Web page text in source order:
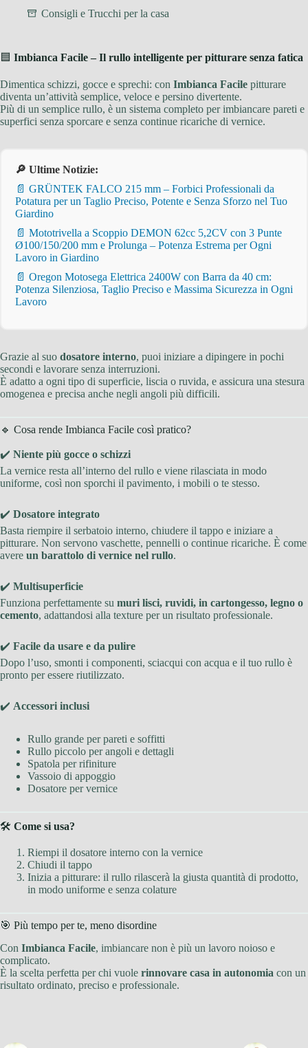
Consigli e Trucchi per la casa
🟦 Imbianca Facile – Il rullo intelligente per pitturare senza fatica
Dimentica schizzi, gocce e sprechi: con Imbianca Facile pitturare
diventa un’attività semplice, veloce e persino divertente.
Più di un semplice rullo, è un sistema completo per imbiancare pareti e
superfici senza sporcare e senza continue ricariche di vernice.
🔎 Ultime Notizie:
📄 GRÜNTEK FALCO 215 mm – Forbici Professionali da
Potatura per un Taglio Preciso, Potente e Senza Sforzo nel Tuo
Giardino
📄 Mototrivella a Scoppio DEMON 62cc 5,2CV con 3 Punte
Ø100/150/200 mm e Prolunga – Potenza Estrema per Ogni
Lavoro in Giardino
📄 Oregon Motosega Elettrica 2400W con Barra da 40 cm:
Potenza Silenziosa, Taglio Preciso e Massima Sicurezza in Ogni
Lavoro
Grazie al suo dosatore interno, puoi iniziare a dipingere in pochi
secondi e lavorare senza interruzioni.
È adatto a ogni tipo di superficie, liscia o ruvida, e assicura una stesura
omogenea e precisa anche negli angoli più difficili.
🔹 Cosa rende Imbianca Facile così pratico?
✔️ Niente più gocce o schizzi
La vernice resta all’interno del rullo e viene rilasciata in modo
uniforme, così non sporchi il pavimento, i mobili o te stesso.
✔️ Dosatore integrato
Basta riempire il serbatoio interno, chiudere il tappo e iniziare a
pitturare. Non servono vaschette, pennelli o continue ricariche. È come
avere un barattolo di vernice nel rullo.
✔️ Multisuperficie
Funziona perfettamente su muri lisci, ruvidi, in cartongesso, legno o
cemento, adattandosi alla texture per un risultato professionale.
✔️ Facile da usare e da pulire
Dopo l’uso, smonti i componenti, sciacqui con acqua e il tuo rullo è
pronto per essere riutilizzato.
✔️ Accessori inclusi
Rullo grande per pareti e soffitti
Rullo piccolo per angoli e dettagli
Spatola per rifiniture
Vassoio di appoggio
Dosatore per vernice
🛠️ Come si usa?
Riempi il dosatore interno con la vernice
Chiudi il tappo
Inizia a pitturare: il rullo rilascerà la giusta quantità di prodotto,
in modo uniforme e senza colature
🎯 Più tempo per te, meno disordine
Con Imbianca Facile, imbiancare non è più un lavoro noioso e
complicato.
È la scelta perfetta per chi vuole rinnovare casa in autonomia con un
risultato ordinato, preciso e professionale.